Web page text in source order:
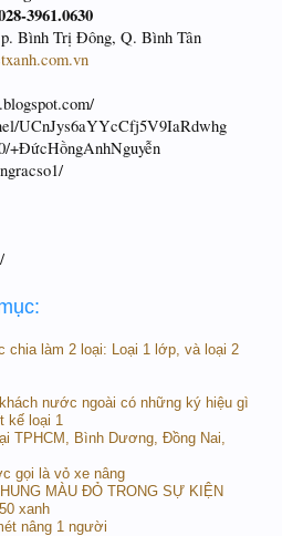
3961.0630
Bình Trị Đông, Q. Bình Tân
UCnJys6aYYcCfj5V9IaRdwhg
+ĐứcHồngAnhNguyễn
chia làm 2 loại: Loại 1 lớp, và loại 2
nước ngoài có những ký hiệu gì
kế loại 1
TPHCM, Bình Dương, Đồng Nai,
gọi là vỏ xe nâng
MÀU ĐỎ TRONG SỰ KIỆN
xanh
nâng 1 người